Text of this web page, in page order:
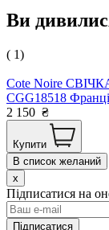
Ви
( 1)
Cоte Noire
CGG18518
2 150 ₴
Купити
В список желаний
x
Підписатися на